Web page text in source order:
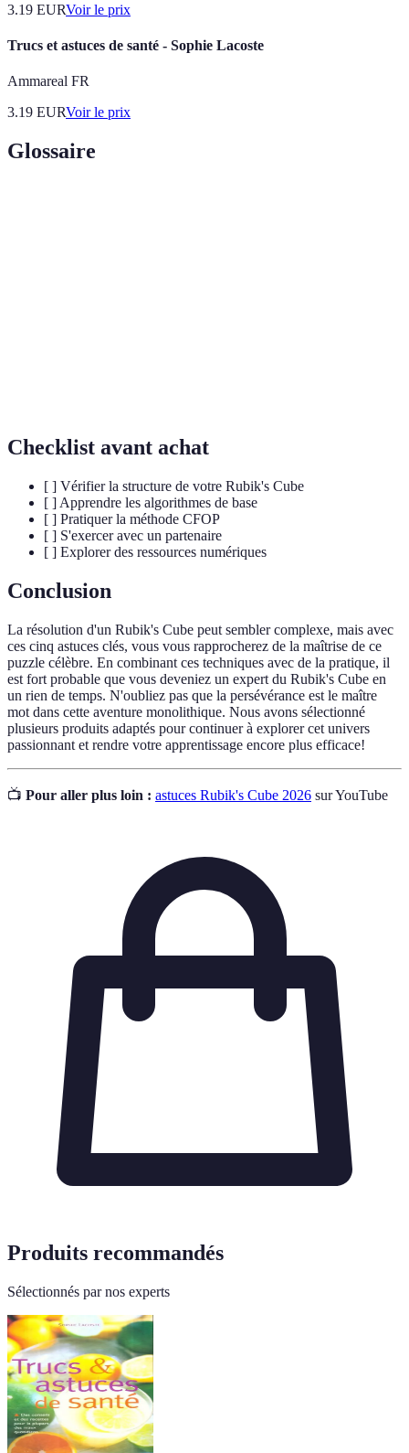
3.19 EURVoir le prix
Trucs et astuces de santé - Sophie Lacoste
Ammareal FR
3.19 EURVoir le prix
Glossaire
Checklist avant achat
[ ] Vérifier la structure de votre Rubik's Cube
[ ] Apprendre les algorithmes de base
[ ] Pratiquer la méthode CFOP
[ ] S'exercer avec un partenaire
[ ] Explorer des ressources numériques
Conclusion
La résolution d'un Rubik's Cube peut sembler complexe, mais avec
ces cinq astuces clés, vous vous rapprocherez de la maîtrise de ce
puzzle célèbre. En combinant ces techniques avec de la pratique, il
est fort probable que vous deveniez un expert du Rubik's Cube en
un rien de temps. N'oubliez pas que la persévérance est le maître
mot dans cette aventure monolithique. Nous avons sélectionné
plusieurs produits adaptés pour continuer à explorer cet univers
passionnant et rendre votre apprentissage encore plus efficace!
📺 Pour aller plus loin : astuces Rubik's Cube 2026 sur YouTube
Produits recommandés
Sélectionnés par nos experts